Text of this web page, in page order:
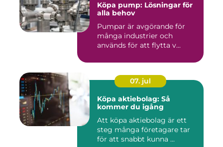
Köpa pump: Lösningar för
alla behov
Pumpar är avgörande för
många industrier och
används för att flytta v...
07. jul
Köpa aktiebolag: Så
kommer du igång
Att köpa aktiebolag är ett
steg många företagare tar
för att snabbt kunna ...